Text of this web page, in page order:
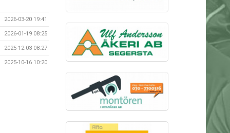
2026-03-20 19:41
2026-01-19 08:25
2025-12-03 08:27
2025-10-16 10:20